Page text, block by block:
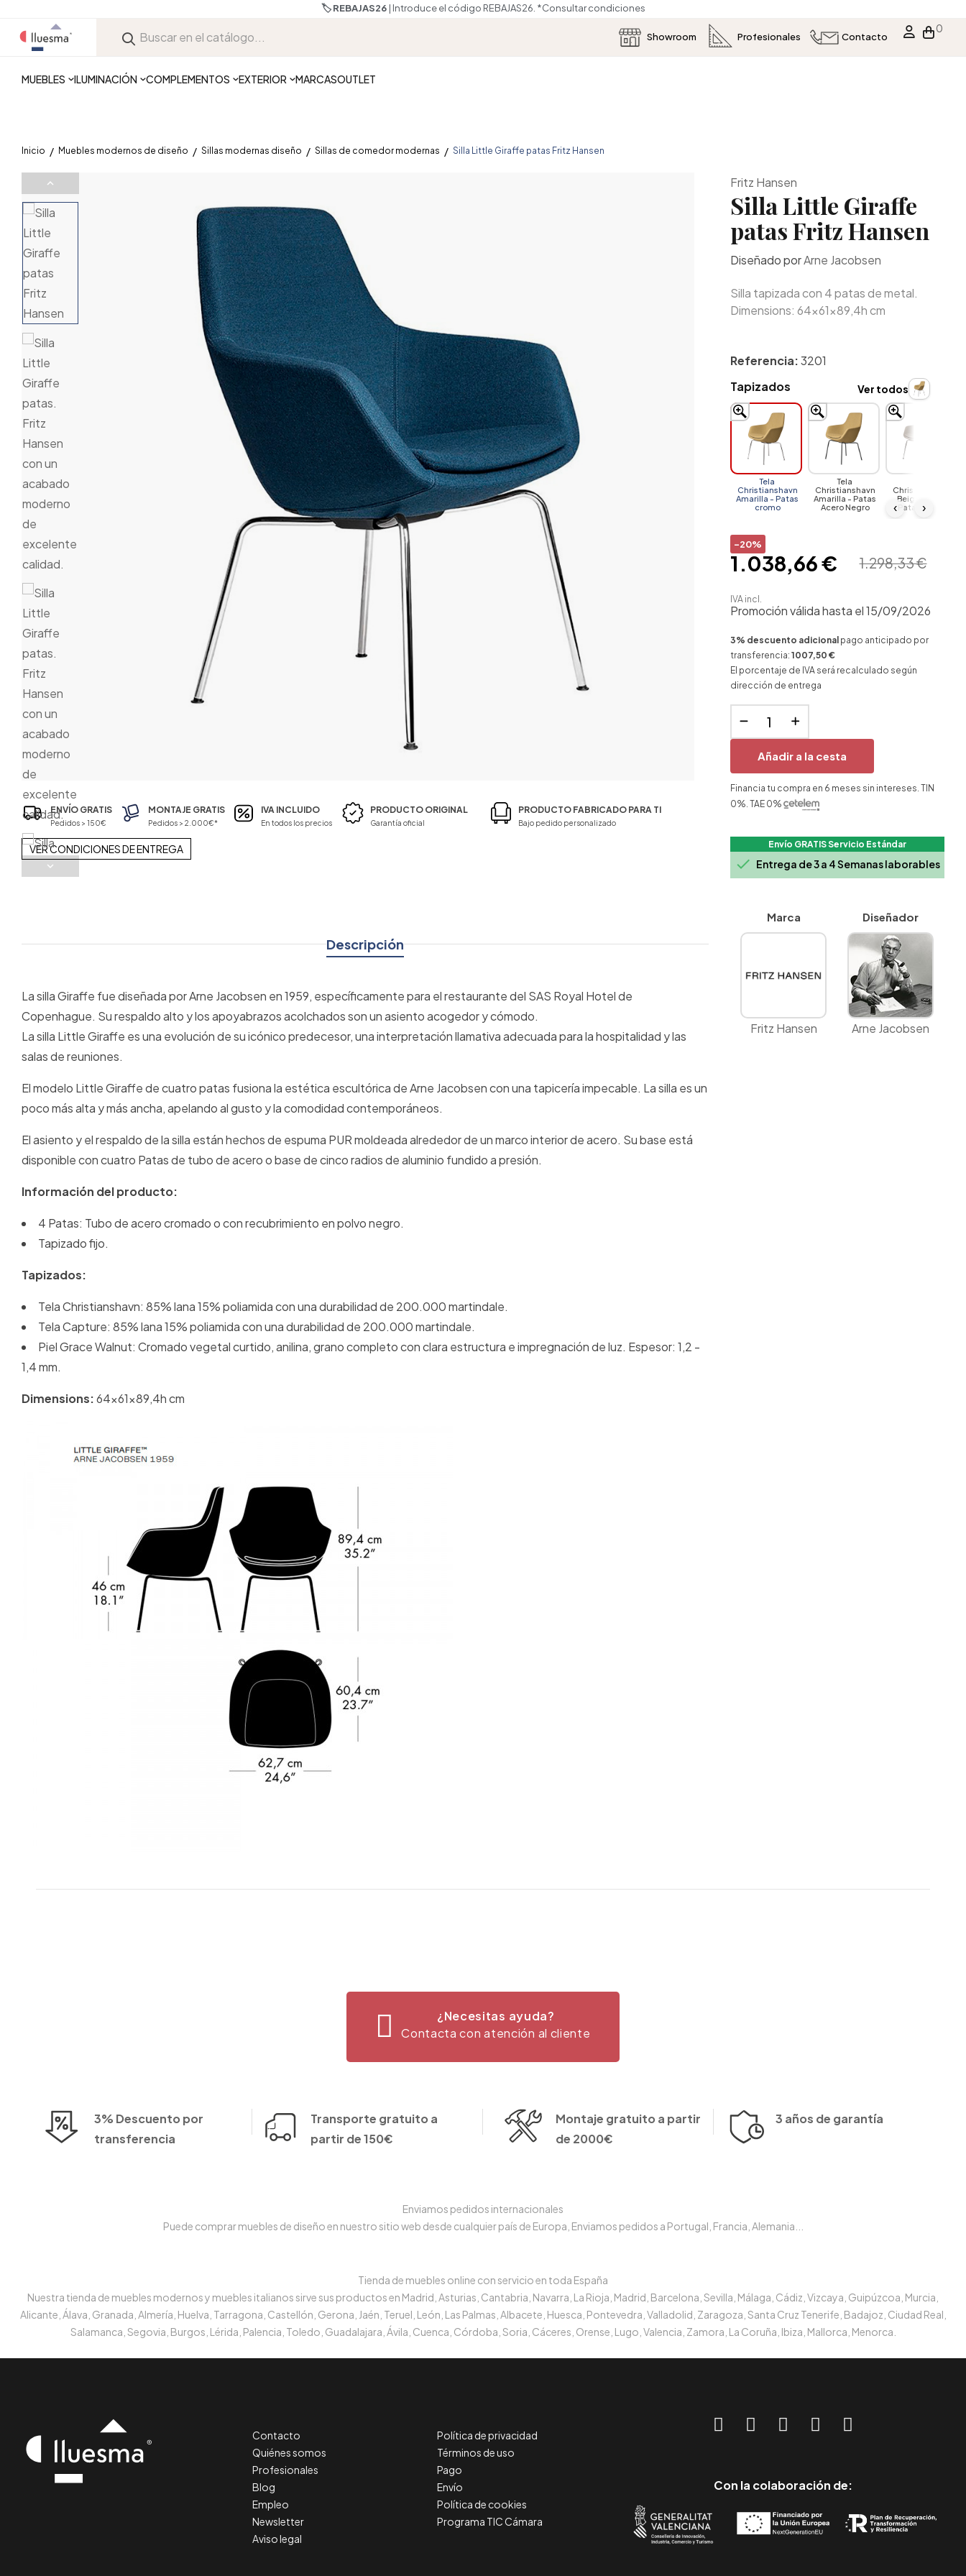
🏷️ REBAJAS26| Introduce el código REBAJAS26. *Consultar condiciones
Showroom Profesionales Contacto
0
MUEBLES ILUMINACIÓN COMPLEMENTOS EXTERIOR MARCASOUTLET
Inicio Muebles modernos de diseño Sillas modernas diseño Sillas de comedor modernas Silla Little Giraffe patas Fritz Hansen
ENVÍO GRATIS
Pedidos > 150€
MONTAJE GRATIS
Pedidos > 2.000€*
IVA INCLUIDO
En todos los precios
PRODUCTO ORIGINAL
Garantía oficial
PRODUCTO FABRICADO PARA TI
Bajo pedido personalizado
VER CONDICIONES DE ENTREGA
Descripción
La silla Giraffe fue diseñada por Arne Jacobsen en 1959, específicamente para el restaurante del SAS Royal Hotel de
Copenhague. Su respaldo alto y los apoyabrazos acolchados son un asiento acogedor y cómodo.
La silla Little Giraffe es una evolución de su icónico predecesor, una interpretación llamativa adecuada para la hospitalidad y las
salas de reuniones.
El modelo Little Giraffe de cuatro patas fusiona la estética escultórica de Arne Jacobsen con una tapicería impecable. La silla es un
poco más alta y más ancha, apelando al gusto y la comodidad contemporáneos.
El asiento y el respaldo de la silla están hechos de espuma PUR moldeada alrededor de un marco interior de acero. Su base está
disponible con cuatro Patas de tubo de acero o base de cinco radios de aluminio fundido a presión.
Información del producto:
4 Patas: Tubo de acero cromado o con recubrimiento en polvo negro.
Tapizado fijo.
Tapizados:
Tela Christianshavn: 85% lana 15% poliamida con una durabilidad de 200.000 martindale.
Tela Capture: 85% lana 15% poliamida con una durabilidad de 200.000 martindale.
Piel Grace Walnut: Cromado vegetal curtido, anilina, grano completo con clara estructura e impregnación de luz. Espesor: 1,2 -
1,4 mm.
Dimensions:64x61x89,4h cm
Fritz Hansen
Silla Little Giraffe
patas Fritz Hansen
Diseñado porArne Jacobsen
Silla tapizada con 4 patas de metal.
Dimensions: 64x61x89,4h cm
Referencia:3201
Tapizados
Tela
Christianshavn
Amarilla - Patas
cromo
Tela
Christianshavn
Amarilla - Patas
Acero Negro
Christianshavn
Beige Claro -
Patas cromo
‹ ›
Ver todos
-20%
1.298,33 €
1.038,66 €
IVA incl.
Promoción válida hasta el 15/09/2026
3% descuento adicional pago anticipado por
transferencia: 1007,50 €
El porcentaje de IVA será recalculado según
dirección de entrega
Añadir a la cesta
Financia tu compra en 6 meses sin intereses. TIN
0%. TAE 0%
Envío GRATIS Servicio Estándar
 Entrega de 3 a 4 Semanas laborables
Marca
Fritz Hansen
Diseñador
Arne Jacobsen
¿Necesitas ayuda?
Contacta con atención al cliente
3% Descuento por
transferencia
Transporte gratuito a
partir de 150€
Montaje gratuito a partir
de 2000€
3 años de garantía
Enviamos pedidos internacionales
Puede comprar muebles de diseño en nuestro sitio web desde cualquier país de Europa, Enviamos pedidos a Portugal, Francia, Alemania...
Tienda de muebles online con servicio en toda España
Nuestra tienda de muebles modernos y muebles italianos sirve sus productos en Madrid, Asturias, Cantabria, Navarra, La Rioja, Madrid, Barcelona, Sevilla, Málaga, Cádiz, Vizcaya, Guipúzcoa, Murcia,
Alicante, Álava, Granada, Almería, Huelva, Tarragona, Castellón, Gerona, Jaén, Teruel, León, Las Palmas, Albacete, Huesca, Pontevedra, Valladolid, Zaragoza, Santa Cruz Tenerife, Badajoz, Ciudad Real,
Salamanca, Segovia, Burgos, Lérida, Palencia, Toledo, Guadalajara, Ávila, Cuenca, Córdoba, Soria, Cáceres, Orense, Lugo, Valencia, Zamora, La Coruña, Ibiza, Mallorca, Menorca.
Contacto
Quiénes somos
Profesionales
Blog
Empleo
Newsletter
Aviso legal
Política de privacidad
Términos de uso
Pago
Envío
Política de cookies
Programa TIC Cámara
Con la colaboración de: